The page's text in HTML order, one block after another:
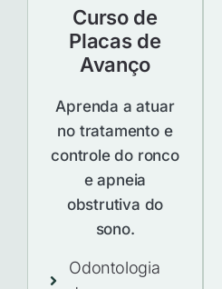
Curso de
Placas de
Avanço
Aprenda a atuar
no tratamento e
controle do ronco
e apneia
obstrutiva do
sono.
Odontologia